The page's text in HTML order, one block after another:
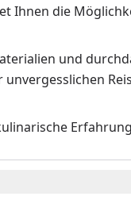
Ihnen die
und